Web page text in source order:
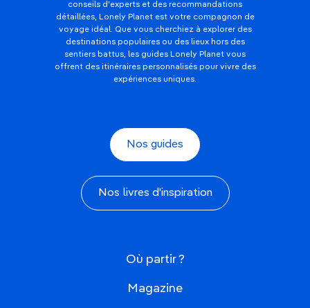
conseils d'experts et des recommandations
détaillées, Lonely Planet est votre compagnon de
voyage idéal. Que vous cherchiez à explorer des
destinations populaires ou des lieux hors des
sentiers battus, les guides Lonely Planet vous
offrent des itinéraires personnalisés pour vivre des
expériences uniques.
Nos guides
Nos livres d'inspiration
Où partir ?
Magazine